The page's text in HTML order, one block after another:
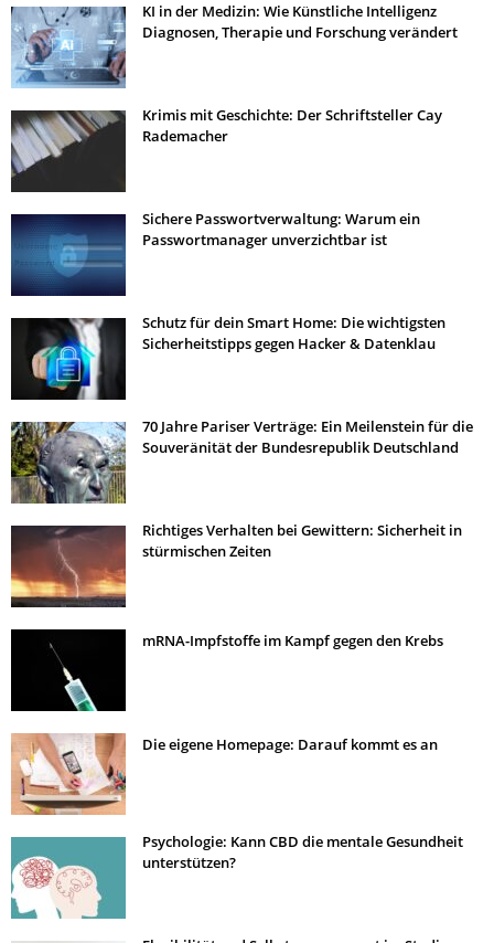
KI in der Medizin: Wie Künstliche Intelligenz
Diagnosen, Therapie und Forschung verändert
Krimis mit Geschichte: Der Schriftsteller Cay
Rademacher
Sichere Passwortverwaltung: Warum ein
Passwortmanager unverzichtbar ist
Schutz für dein Smart Home: Die wichtigsten
Sicherheitstipps gegen Hacker & Datenklau
70 Jahre Pariser Verträge: Ein Meilenstein für die
Souveränität der Bundesrepublik Deutschland
Richtiges Verhalten bei Gewittern: Sicherheit in
stürmischen Zeiten
mRNA-Impfstoffe im Kampf gegen den Krebs
Die eigene Homepage: Darauf kommt es an
Psychologie: Kann CBD die mentale Gesundheit
unterstützen?